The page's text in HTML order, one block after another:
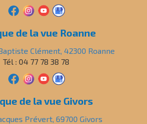
de la vue Roanne
Clément, 42300 Roanne
Tél : 04 77 78 38 78
de la vue Givors
Prévert, 69700 Givors